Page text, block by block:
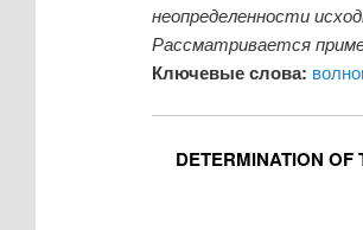
неопределенности
Рассматривается
Ключевые слова:
DETERMINATION